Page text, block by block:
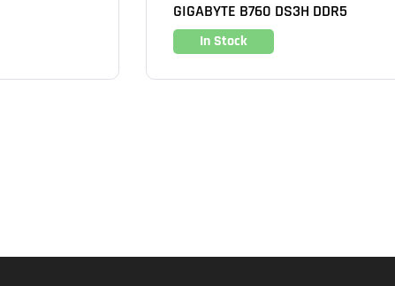
GIGABYTE B760 DS3H DDR5
In Stock